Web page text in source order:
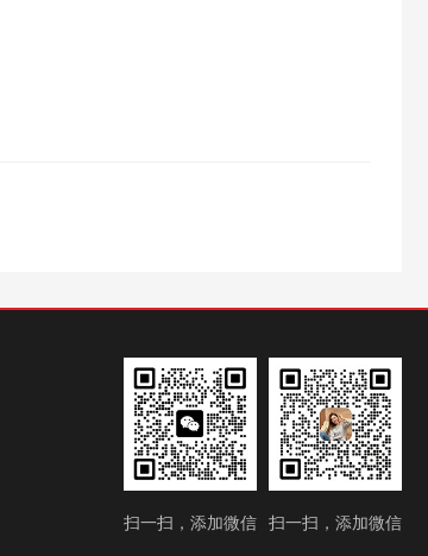
扫一扫，添加微信 扫一扫，添加微信